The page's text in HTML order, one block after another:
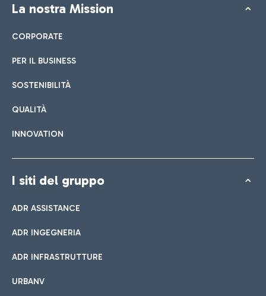
La nostra Mission
CORPORATE
PER IL BUSINESS
SOSTENIBILITÀ
QUALITÀ
INNOVATION
I siti del gruppo
ADR ASSISTANCE
ADR INGEGNERIA
ADR INFRASTRUTTURE
URBANV